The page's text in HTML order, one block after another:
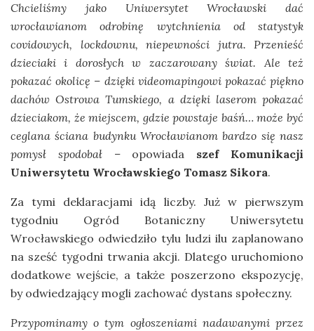
Chcieliśmy jako Uniwersytet Wrocławski dać
wrocławianom odrobinę wytchnienia od statystyk
covidowych, lockdownu, niepewności jutra. Przenieść
dzieciaki i dorosłych w zaczarowany świat. Ale też
pokazać okolicę – dzięki videomapingowi pokazać piękno
dachów Ostrowa Tumskiego, a dzięki laserom pokazać
dzieciakom, że miejscem, gdzie powstaje baśń… może być
ceglana ściana budynku Wrocławianom bardzo się nasz
pomysł spodobał – opowiada szef Komunikacji
Uniwersytetu Wrocławskiego Tomasz Sikora.
Za tymi deklaracjami idą liczby. Już w pierwszym
tygodniu Ogród Botaniczny Uniwersytetu
Wrocławskiego odwiedziło tylu ludzi ilu zaplanowano
na sześć tygodni trwania akcji. Dlatego uruchomiono
dodatkowe wejście, a także poszerzono ekspozycję,
by odwiedzający mogli zachować dystans społeczny.
Przypominamy o tym ogłoszeniami nadawanymi przez